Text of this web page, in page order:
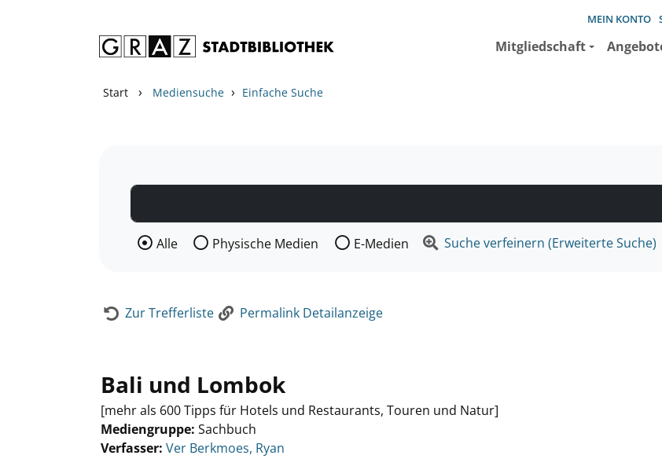
MEIN KONTO
Mitgliedschaft
Start › Mediensuche › Einfache Suche
Wählen Sie die Medienart nach der Sie suchen wollen.
Alle Physische Medien E-Medien Suche verfeinern (Erweiterte Suche)
Zur Trefferliste Permalink Detailanzeige
Bali und Lombok
[mehr als 600 Tipps für Hotels und Restaurants, Touren und Natur]
Mediengruppe: Sachbuch
Verfasser: Suche nach diesem Verfasser
Ver Berkmoes, Ryan